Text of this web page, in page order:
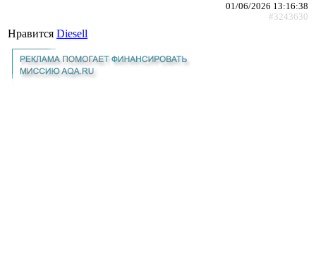
01/06/2026 13:16:38
#3243630
Нравится Diesell